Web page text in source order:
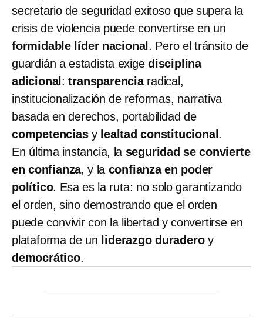
secretario de seguridad exitoso que supera la
crisis de violencia puede convertirse en un
formidable líder nacional . Pero el tránsito de
guardián a estadista exigedisciplina
adicional :transparenciaradical,
institucionalización de reformas, narrativa
basada en derechos, portabilidad de
competenciasy lealtad constitucional .
En última instancia, la seguridad se convierte
en confianza, y la confianza en poder
político. Esa es la ruta: no solo garantizando
el orden, sino demostrando que el orden
puede convivir con la libertad y convertirse en
plataforma de un liderazgo duraderoy
democrático.